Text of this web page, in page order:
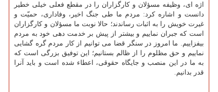
اژه ای، وظیفه مسؤلان و کارگزاران را در مقطع فعلی خیلی خطیر
دانست و اشاره کرد: مردم ما طی جنگ اخیر، وفاداری، حمیّت و
غیرت خویش را به اثبات رساندند؛ حالا نوبت ما مسؤلان و کارگزاران
است که جبران نماییم و بیشتر از پیش بر خدمت دهی خود به مردم
بیفزاییم. ما امروز در سنگر قضا می توانیم از کار مردم گره گشایی
نماییم و حق مظلوم را از ظالم بستانیم؛ این توفیق بزرگی است که
به ما در این منصب و جایگاه حقوقی، اعطاء شده است و باید آنرا
قدر بدانیم.